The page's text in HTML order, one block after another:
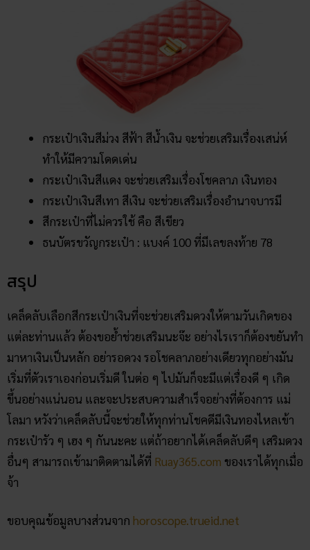
กระเป๋าเงินสีม่วง สีฟ้า สีน้ำเงิน จะช่วยเสริมเรื่องเสน่ห์
ทำให้มีความโดดเด่น
กระเป๋าเงินสีแดง จะช่วยเสริมเรื่องโชคลาภ เงินทอง
กระเป๋าเงินสีเทา สีเงิน จะช่วยเสริมเรื่องอำนาจบารมี
สีกระเป๋าที่ไม่ควรใช้ คือ สีเขียว
ธนบัตรขวัญกระเป๋า : แบงค์ 100 ที่มีเลขลงท้าย 78
สรุป
เคล็ดลับเลือกสีกระเป๋าเงินที่จะช่วยเสริมดวงให้ตามวันเกิดของ
แต่ละท่านแล้ว ต้องขอย้ำช่วยเสริมนะจ๊ะ อย่างไรเราก็ต้องขยันทำ
มาหาเงินเป็นหลัก อย่ารอดวง รอโชคลาภอย่างเดียวทุกอย่างมัน
เริ่มที่ตัวเราเองก่อนเริ่มดี ในต่อ ๆ ไปมันก็จะมีแต่เรื่องดี ๆ เกิด
ขึ้นอย่างแน่นอน และจะประสบความสำเร็จอย่างที่ต้องการ แม่
โลมา หวังว่าเคล็ดลับนี้จะช่วยให้ทุกท่านโชคดีมีเงินทองไหลเข้า
กระเป๋ารัว ๆ เฮง ๆ กันนะคะ แต่ถ้าอยากได้เคล็ดลับดีๆ เสริมดวง
อื่นๆ สามารถเข้ามาติดตามได้ที่ Ruay365.com ของเราได้ทุกเมื่อ
จ้า
ขอบคุณข้อมูลบางส่วนจาก horoscope.trueid.net